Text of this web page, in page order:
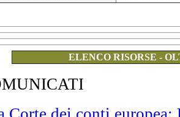
ELENCO RISORSE -